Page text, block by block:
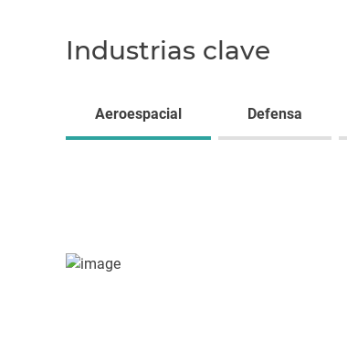
Industrias clave
Aeroespacial Defensa